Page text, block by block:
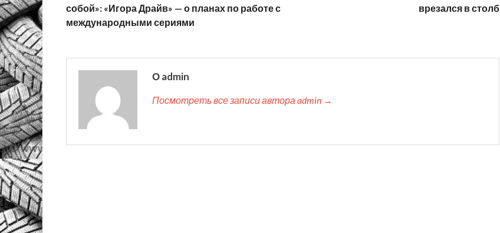
собой»: «Игора Драйв» — о планах по работе с
международными сериями
врезался в столб
О admin
Посмотреть все записи автора admin →